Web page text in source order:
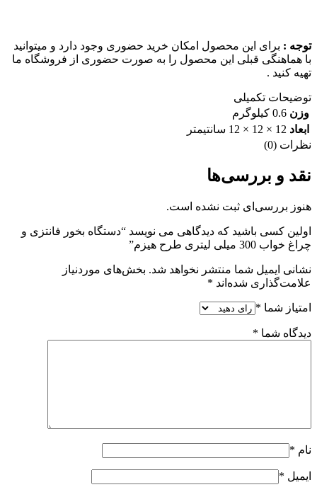
توجه : برای این محصول امکان خرید حضوری وجود دارد و میتوانید
با هماهنگی قبلی این محصول را به صورت حضوری از فروشگاه ما
تهیه کنید .
توضیحات تکمیلی
وزن 0.6 کیلوگرم
ابعاد 12 × 12 × 12 سانتیمتر
نظرات (0)
نقد و بررسی‌ها
هنوز بررسی‌ای ثبت نشده است.
اولین کسی باشید که دیدگاهی می نویسد “دستگاه بخور فانتزی و
چراغ خواب 300 میلی لیتری طرح هیزم”
نشانی ایمیل شما منتشر نخواهد شد. بخش‌های موردنیاز
علامت‌گذاری شده‌اند *
امتیاز شما *
دیدگاه شما *
نام *
ایمیل *